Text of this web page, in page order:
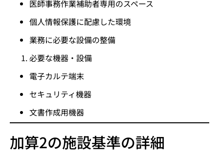
医師事務作業補助者専用のスペース
個人情報保護に配慮した環境
業務に必要な設備の整備
必要な機器・設備
電子カルテ端末
セキュリティ機器
文書作成用機器
加算2の施設基準の詳細